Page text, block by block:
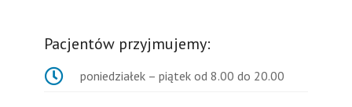
Pacjentów przyjmujemy:
poniedziałek – piątek od 8.00 do 20.00